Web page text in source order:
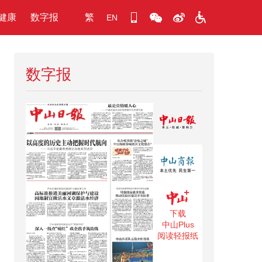
康 数字报 繁 EN
数字报
下载
中山Plus
阅读轻报纸